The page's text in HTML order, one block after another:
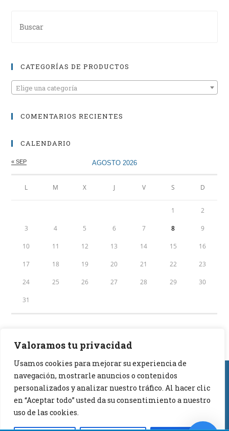
Valoramos tu privacidad
Usamos cookies para mejorar su experiencia de
navegación, mostrarle anuncios o contenidos
personalizados y analizar nuestro tráfico. Al hacer clic
en “Aceptar todo” usted da su consentimiento a nuestro
uso de las cookies.
CATEGORÍAS DE PRODUCTOS
Elige una categoría
COMENTARIOS RECIENTES
CALENDARIO
AGOSTO 2026
L M X J V S D
« SEP
1 2
3 4 5 6 7 8 9
10 11 12 13 14 15 16
17 18 19 20 21 22 23
24 25 26 27 28 29 30
31
Aviso Legal - Política de Privacidad - Política de
Cookies
© Copyright - Compresores España - 2023
Teléfono 690621377 - 661563273